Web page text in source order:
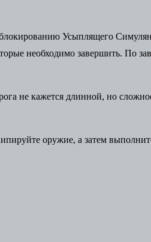
Усыплящего
необходимо завершить. По
не кажется длинной, но
оружие, а затем